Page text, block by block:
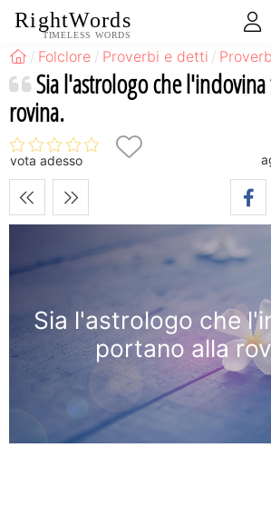
RightWords
TIMELESS WORDS
Folclore Proverbi e detti
Sia l'astrologo che
rovina.
vota adesso
Sia l'astrologo che
portano alla